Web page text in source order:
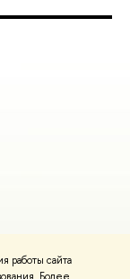
работы сайта